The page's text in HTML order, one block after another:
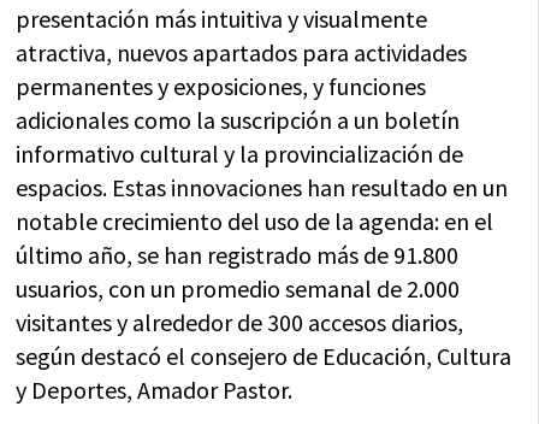
presentación más intuitiva y visualmente
atractiva, nuevos apartados para actividades
permanentes y exposiciones, y funciones
adicionales como la suscripción a un boletín
informativo cultural y la provincialización de
espacios. Estas innovaciones han resultado en un
notable crecimiento del uso de la agenda: en el
último año, se han registrado más de 91.800
usuarios, con un promedio semanal de 2.000
visitantes y alrededor de 300 accesos diarios,
según destacó el consejero de Educación, Cultura
y Deportes, Amador Pastor.